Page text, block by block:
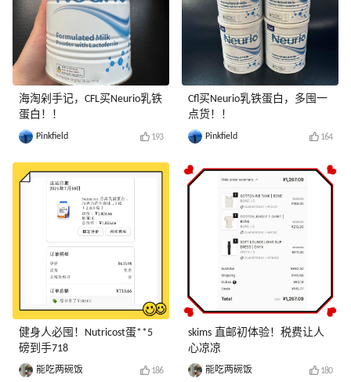
海淘剁手记，CFL买Neurio乳铁
蛋白！！
Pinkfield 193
健身人必囤！Nutricost蛋**5
磅到手718
能吃两碗饭 186
Cfl买Neurio乳铁蛋白，多囤一
点货！！
Pinkfield 164
skims 直邮初体验！税费让人
心凉凉
能吃两碗饭 180